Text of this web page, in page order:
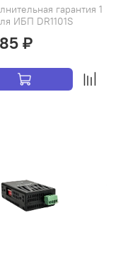
гарантия 1
ИБП DR1101S
₽